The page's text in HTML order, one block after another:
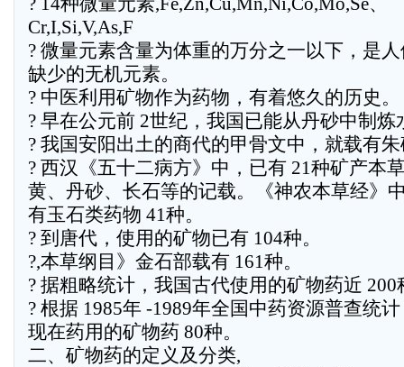
Cr,I,Si,V,As,F
? 微量元素含量为体重的万分之一以下，是
缺少的无机元素。
? 中医利用矿物作为药物，有着悠久的历史。
? 早在公元前 2世纪，我国已能从丹砂中制炼
? 我国安阳出土的商代的甲骨文中，就载有
? 西汉《五十二病方》中，已有 21种矿产本
黄、丹砂、长石等的记载。《神农本草经》
有玉石类药物 41种。
? 到唐代，使用的矿物已有 104种。
?,本草纲目》金石部载有 161种。
? 据粗略统计，我国古代使用的矿物药近 200
? 根据 1985年 -1989年全国中药资源普查统
现在药用的矿物药 80种。
二、矿物药的定义及分类,